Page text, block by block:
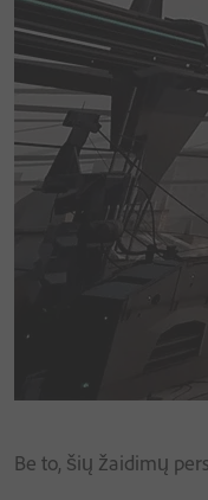
Be to, šių žaidimų